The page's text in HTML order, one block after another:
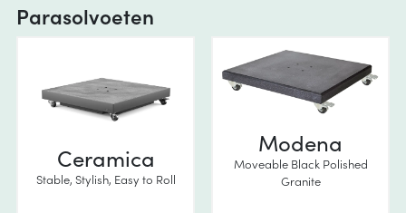
Parasolvoeten
Ceramica
Stable, Stylish, Easy to Roll
Modena
Moveable Black Polished
Granite